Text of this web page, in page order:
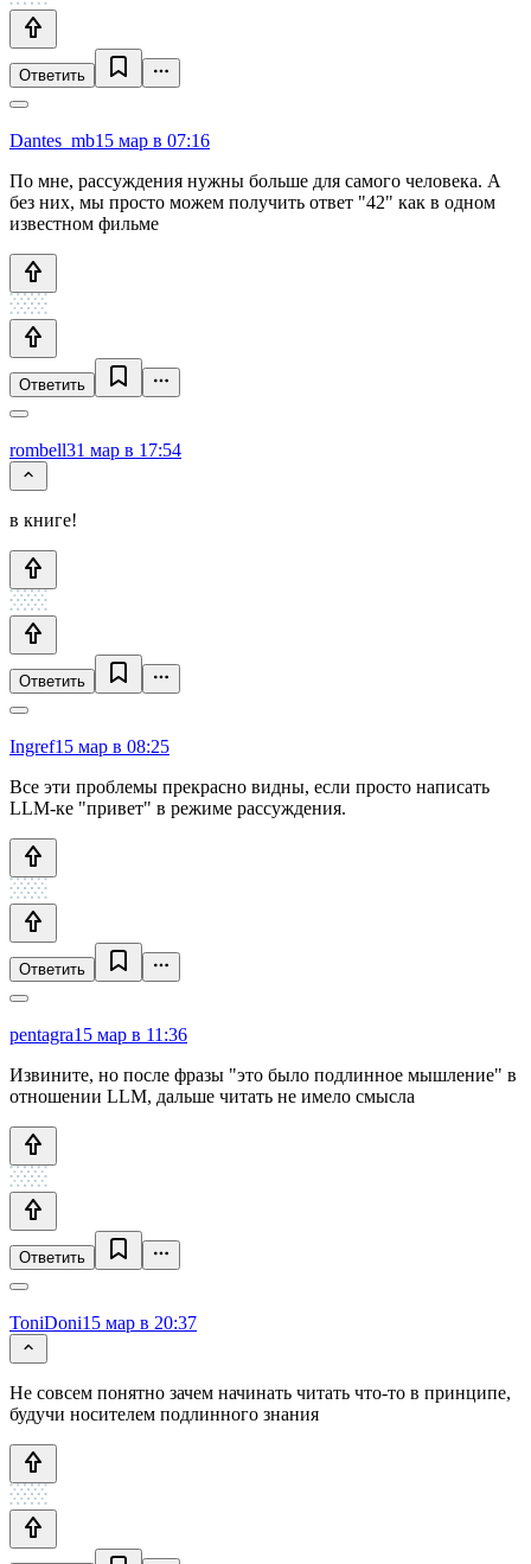
Ответить
Dantes_mb15 мар в 07:16
По мне, рассуждения нужны больше для самого человека. А
без них, мы просто можем получить ответ "42" как в одном
известном фильме
Ответить
rombell31 мар в 17:54
в книге!
Ответить
Ingref15 мар в 08:25
Все эти проблемы прекрасно видны, если просто написать
LLM-ке "привет" в режиме рассуждения.
Ответить
pentagra15 мар в 11:36
Извините, но после фразы "это было подлинное мышление" в
отношении LLM, дальше читать не имело смысла
Ответить
ToniDoni15 мар в 20:37
Не совсем понятно зачем начинать читать что-то в принципе,
будучи носителем подлинного знания